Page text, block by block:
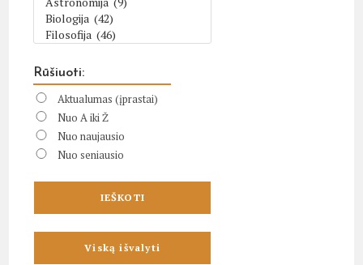
Rūšiuoti:
Aktualumas (įprastai)
Nuo A iki Ž
Nuo naujausio
Nuo seniausio